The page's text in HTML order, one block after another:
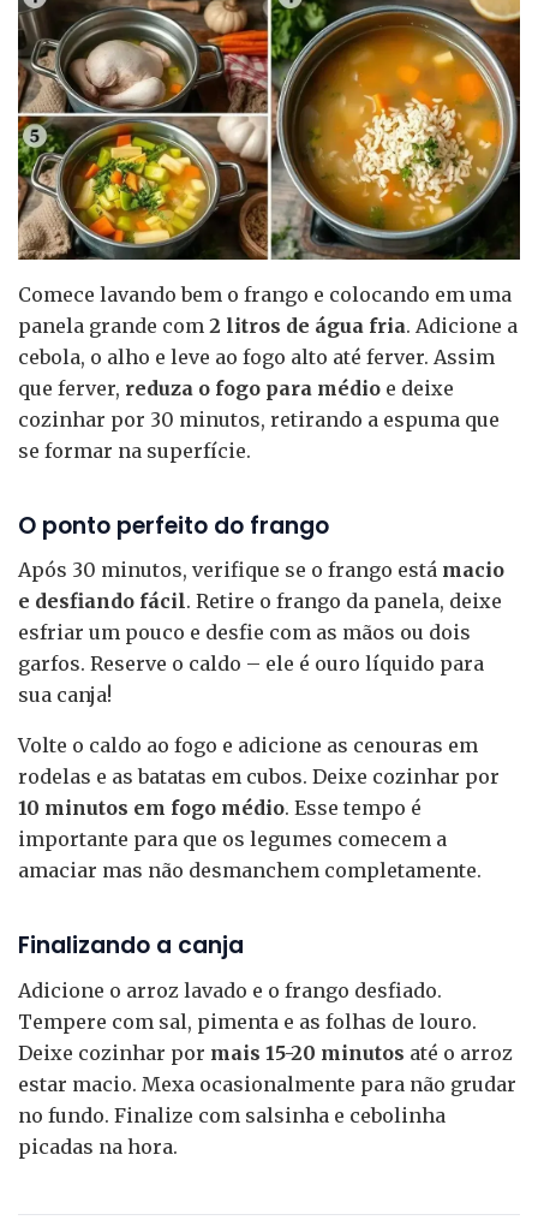
Comece lavando bem o frango e colocando em uma
panela grande com 2 litros de água fria. Adicione a
cebola, o alho e leve ao fogo alto até ferver. Assim
que ferver, reduza o fogo para médio e deixe
cozinhar por 30 minutos, retirando a espuma que
se formar na superfície.
O ponto perfeito do frango
Após 30 minutos, verifique se o frango está macio
e desfiando fácil. Retire o frango da panela, deixe
esfriar um pouco e desfie com as mãos ou dois
garfos. Reserve o caldo – ele é ouro líquido para
sua canja!
Volte o caldo ao fogo e adicione as cenouras em
rodelas e as batatas em cubos. Deixe cozinhar por
10 minutos em fogo médio. Esse tempo é
importante para que os legumes comecem a
amaciar mas não desmanchem completamente.
Finalizando a canja
Adicione o arroz lavado e o frango desfiado.
Tempere com sal, pimenta e as folhas de louro.
Deixe cozinhar por mais 15-20 minutos até o arroz
estar macio. Mexa ocasionalmente para não grudar
no fundo. Finalize com salsinha e cebolinha
picadas na hora.